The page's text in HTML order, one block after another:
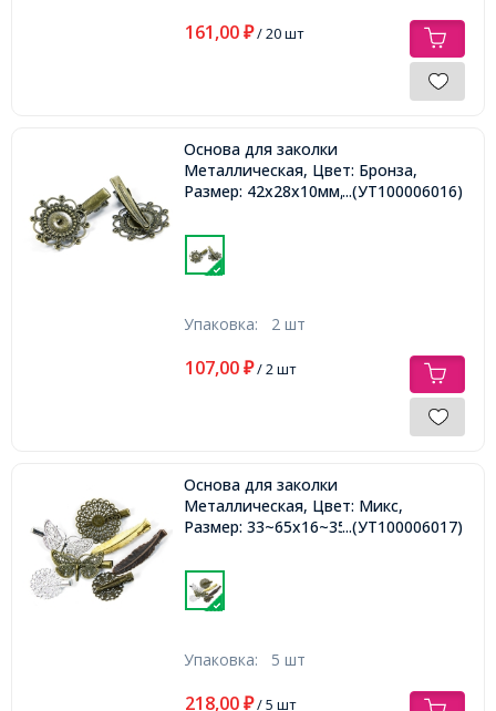
161,00 ₽/ 20 шт
Основа для заколки
Металлическая, Цвет: Бронза,
Размер: 42x28x10мм,...(УТ100006016)
Упаковка: 2 шт
107,00 ₽/ 2 шт
Основа для заколки
Металлическая, Цвет: Микс,
Размер: 33~65x16~35мм,...(УТ100006017)
Упаковка: 5 шт
218,00 ₽/ 5 шт